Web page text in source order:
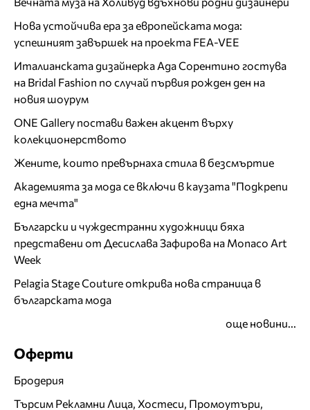
Нова устойчива ера за европейската мода:
успешният завършек на проекта FEA-VEE
Италианската дизайнерка Ада Сорентино гостува
на Bridal Fashion по случай първия рожден ден на
новия шоурум
ONE Gallery постави важен акцент върху
колекционерството
Жените, които превърнаха стила в безсмъртие
Академията за мода се включи в каузата "Подкрепи
една мечта"
Български и чуждестранни художници бяха
представени от Десислава Зафирова на Monaco Art
Week
Pelagia Stage Couture открива нова страница в
българската мода
още новини...
Оферти
Бродерия
Търсим Рекламни Лица, Хостеси, Промоутъри,